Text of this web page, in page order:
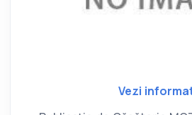
Vezi